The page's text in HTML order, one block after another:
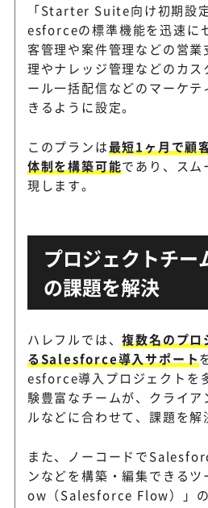
「Starter Suite向け初期設
esforceの標準機能を迅速に
客管理や案件管理などの営
理やナレッジ管理などのカス
ール一括配信などのマーケ
きるように設定。
このプランは最短1ヶ月で顧
体制を構築可能であり、スム
現します。
プロジェクトチー
の課題を解決
ハレフルでは、複数名のプロ
るSalesforce導入サポート
esforce導入プロジェクトを
験豊富なチームが、クライ
ルなどに合わせて、課題を解
また、ノーコードで
ンなどを構築・編集できる
ow（Salesforce Flow）」